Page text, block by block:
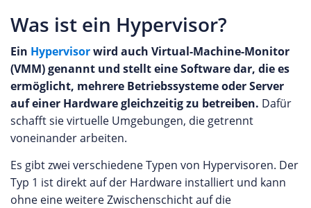
Was ist ein Hypervisor?
Ein Hypervisorwird auch Virtual-Machine-Monitor
(VMM) genannt und stellt eine Software dar, die es
ermöglicht, mehrere Betriebssysteme oder Server
auf einer Hardware gleichzeitig zu betreiben. Dafür
schafft sie virtuelle Umgebungen, die getrennt
voneinander arbeiten.
Es gibt zwei verschiedene Typen von Hypervisoren. Der
Typ 1 ist direkt auf der Hardware installiert und kann
ohne eine weitere Zwischenschicht auf die